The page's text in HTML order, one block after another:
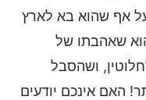
אף שהוא בא לארץ
שאהבתו של
ושהסבל
האם אינכם יודעים